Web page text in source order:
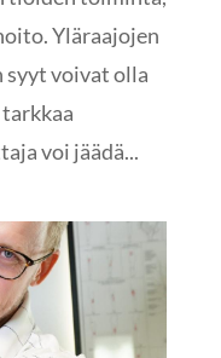
Yläraajojen
voivat olla
voi jäädä...